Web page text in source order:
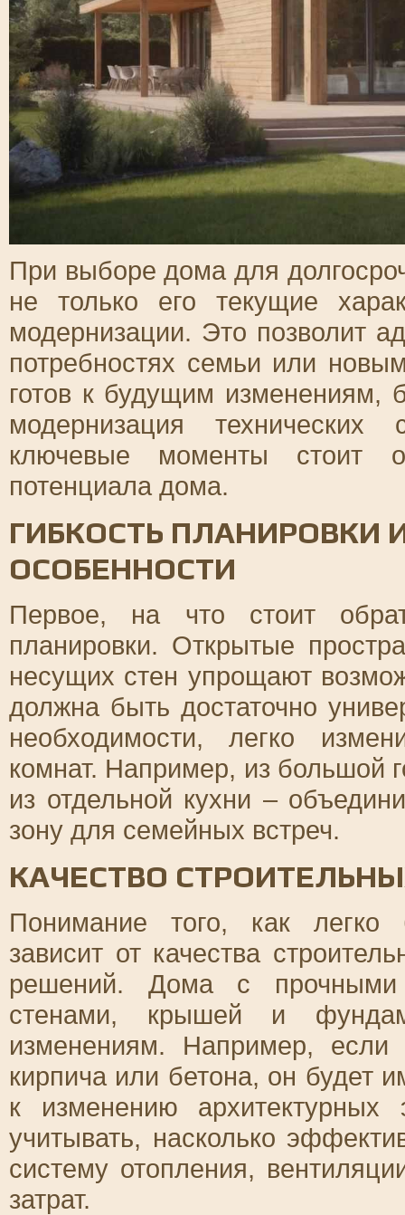
При выборе дома для
не только его текущие
модернизации. Это позволит
потребностях семьи или
готов к будущим изменениям,
модернизация
ключевые моменты стоит
потенциала дома.
ГИБКОСТЬ ПЛАНИРОВКИ
ОСОБЕННОСТИ
Первое, на что стоит
планировки. Открытые
несущих стен упрощают
должна быть достаточно
необходимости, легко
комнат. Например, из большой
из отдельной кухни –
зону для семейных встреч.
КАЧЕСТВО
Понимание того, как легко
зависит от качества
решений. Дома с прочными
стенами, крышей и
изменениям. Например, если
кирпича или бетона, он будет
к изменению
учитывать, насколько
систему отопления,
затрат.